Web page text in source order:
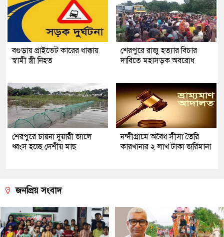
বগুড়ায় প্রাইভেট কারের ধাক্কায়
স্বামী স্ত্রী নিহত
শেরপুরে রাজু হত্যার বিচার
দাবিতে মহাসড়ক অবরোধ
শেরপুরে চায়না দুয়ারী জালে
ধ্বংস হচ্ছে দেশীয় মাছ
নন্দীগ্রামে অবৈধ সীসা তৈরি
কারখানার ২ লাখ টাকা জরিমানা
জনপ্রিয় সংবাদ